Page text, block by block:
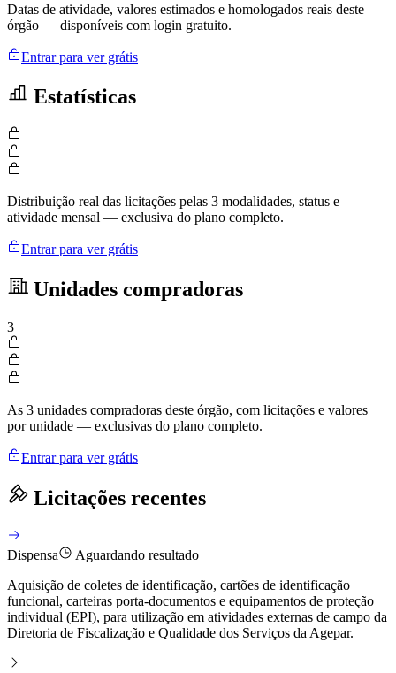
Datas de atividade, valores estimados e homologados reais deste
órgão — disponíveis com login gratuito.
Entrar para ver grátis
Estatísticas
Distribuição real das licitações pelas 3 modalidades, status e
atividade mensal — exclusiva do plano completo.
Entrar para ver grátis
Unidades compradoras
3
As 3 unidades compradoras deste órgão, com licitações e valores
por unidade — exclusivas do plano completo.
Entrar para ver grátis
Licitações recentes
Dispensa
Aguardando resultado
Aquisição de coletes de identificação, cartões de identificação
funcional, carteiras porta-documentos e equipamentos de proteção
individual (EPI), para utilização em atividades externas de campo da
Diretoria de Fiscalização e Qualidade dos Serviços da Agepar.